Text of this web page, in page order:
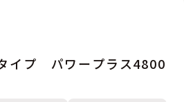
イプ パワープラス4800